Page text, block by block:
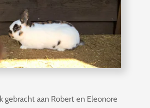
gebracht aan Robert en Eleonore